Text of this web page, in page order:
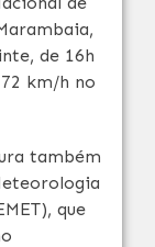
de 16h
km/h no
também
que